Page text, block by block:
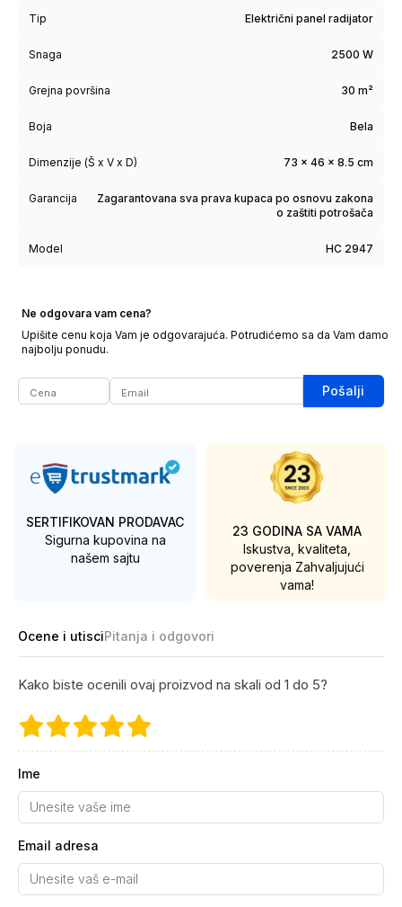
Tip Električni panel radijator
Snaga 2500 W
Grejna površina 30 m²
Boja Bela
Dimenzije (Š x V x D) 73 x 46 x 8.5 cm
Garancija
Zagarantovana sva prava kupaca po osnovu zakona
o zaštiti potrošača
Model HC 2947
Ne odgovara vam cena?
Upišite cenu koja Vam je odgovarajuća. Potrudićemo sa da Vam damo
najbolju ponudu.
Pošalji
SERTIFIKOVAN PRODAVAC
Sigurna kupovina na
našem sajtu
23 GODINA SA VAMA
Iskustva, kvaliteta,
poverenja Zahvaljujući
vama!
Ocene i utisciPitanja i odgovori
Kako biste ocenili ovaj proizvod na skali od 1 do 5?
Ime
Email adresa